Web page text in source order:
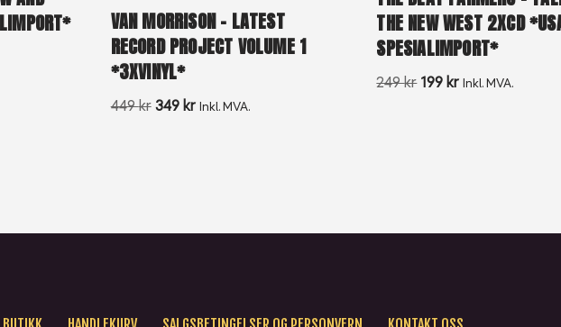
VAN MORRISON – LATEST
RECORD PROJECT VOLUME 1
*3XVINYL*
449kr 349kr Inkl. MVA.
THE NEW WEST 2XCD
SPESIALIMPORT*
249kr 199kr Inkl. MVA.